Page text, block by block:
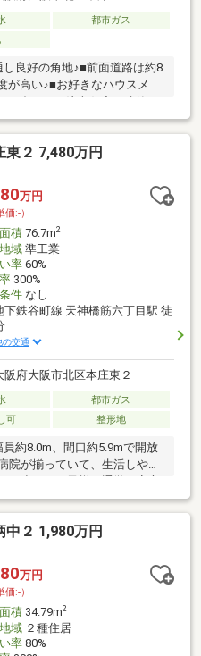
都市ガス
良好の角地♪■前面道路は約8
が高い♪■お好きなハウスメー
中津三丁目店：徒歩3分（217
歩8分（611ｍ）□NOCE梅田
会大阪府立整肢学院：徒歩5
6分（440ｍ）□大阪府大淀警
２ 7,480万円
万円
価:-）
積76.7m2
域準工業
率60%
300%
件なし
下鉄谷町線 天神橋筋六丁目駅 徒
の交通
阪府大阪市北区本庄東２
都市ガス
可 整形地
約8.0m、間口約5.9mで開放
が揃っていて、生活しやす
、小さなお子様の通学も安心
ハウスメーカー・工務店で
も承ります！お気軽にご相
クセス良好♪―交通―・大阪
神橋筋六丁目」駅徒歩6分・
15分・大阪環状線「天満」駅
徒歩18分
２ 1,980万円
万円
価:-）
積34.79m2
域２種住居
率80%